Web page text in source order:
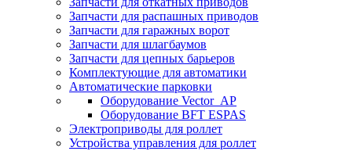
Запчасти для распашных приводов
Запчасти для гаражных ворот
Запчасти для шлагбаумов
Запчасти для цепных барьеров
Комплектующие для автоматики
Автоматические парковки
Оборудование Vector_AP
Оборудование BFT ESPAS
Электроприводы для роллет
Устройства управления для роллет